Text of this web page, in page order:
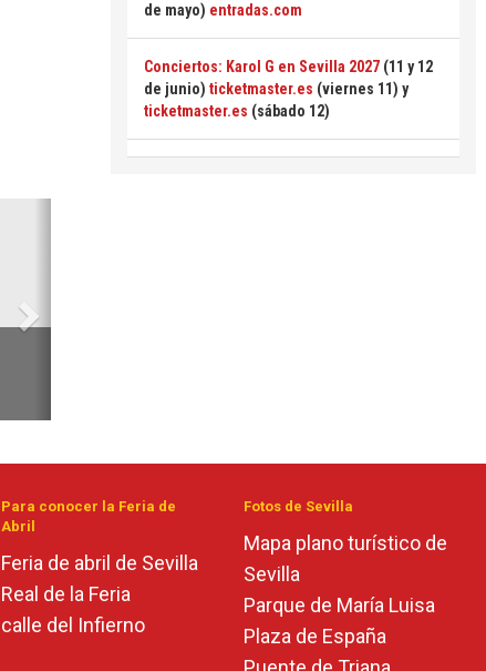
de mayo) entradas.com
Conciertos: Karol G en Sevilla 2027 (11 y 12
de junio) ticketmaster.es (viernes 11) y
ticketmaster.es (sábado 12)
Para conocer la Feria de
Abril
Feria de abril de Sevilla
Real de la Feria
calle del Infierno
Fotos de Sevilla
Mapa plano turístico de
Sevilla
Parque de María Luisa
Plaza de España